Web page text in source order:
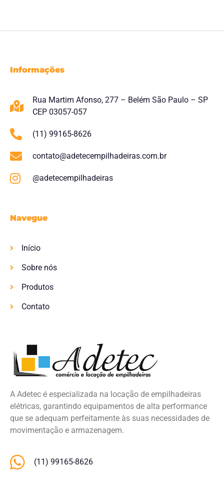
A Adetec é especializada na locação de empilhadeiras
elétricas, garantindo equipamentos de alta performance
que se adequam perfeitamente às suas necessidades de
movimentação e armazenagem.
(11) 99165-8626
Navegue
Início
Sobre nós
Produtos
Contato
Informações
Rua Martim Afonso, 277 – Belém São Paulo – SP
CEP 03057-057
(11) 99165-8626
contato@adetecempilhadeiras.com.br
@adetecempilhadeiras